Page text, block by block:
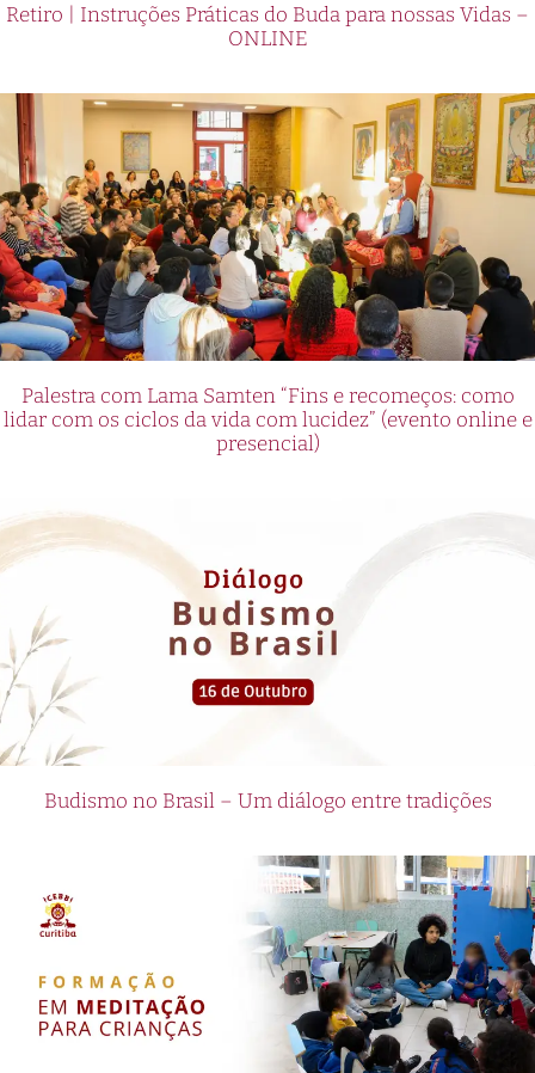
Retiro | Instruções Práticas do Buda para nossas Vidas –
ONLINE
Palestra com Lama Samten “Fins e recomeços: como
lidar com os ciclos da vida com lucidez” (evento online e
presencial)
Budismo no Brasil – Um diálogo entre tradições